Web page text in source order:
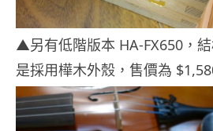
▲另有低階版本 HA-FX650，
是採用樺木外殼，售價為